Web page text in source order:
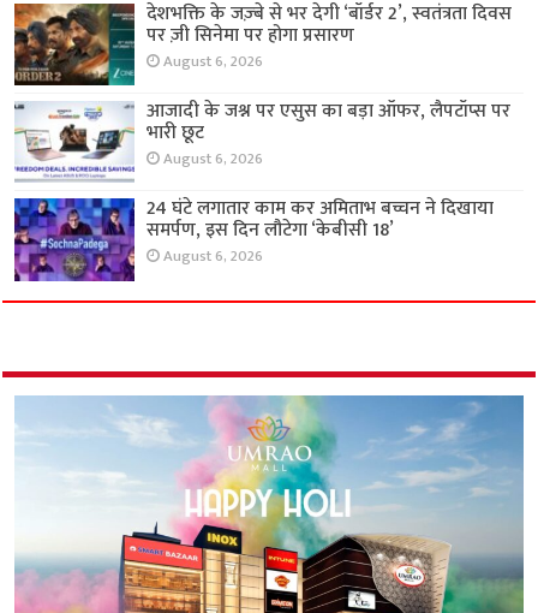
देशभक्ति के जज़्बे से भर देगी ‘बॉर्डर 2’, स्वतंत्रता दिवस
पर ज़ी सिनेमा पर होगा प्रसारण
August 6, 2026
आजादी के जश्न पर एसुस का बड़ा ऑफर, लैपटॉप्स पर
भारी छूट
August 6, 2026
24 घंटे लगातार काम कर अमिताभ बच्चन ने दिखाया
समर्पण, इस दिन लौटेगा ‘केबीसी 18’
August 6, 2026